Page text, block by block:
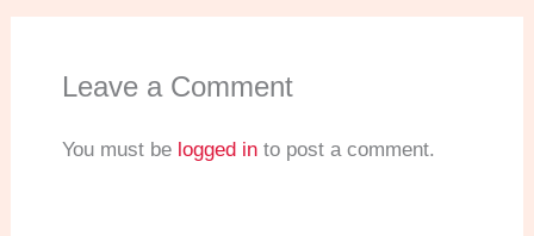
Leave a Comment
You must be logged into post a comment.